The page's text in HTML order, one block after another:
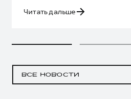
Читать дальше
ВСЕ НОВОСТИ